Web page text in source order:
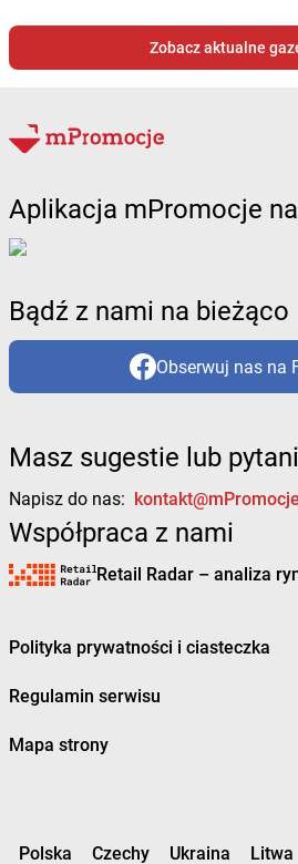
Zobacz aktualne
Aplikacja mPromocje
Bądź z nami na bieżąco
Obserwuj nas na
Masz sugestie lub
Napisz do nas:
Współpraca z nami
Retail Radar – analiza
Polityka prywatności i ciasteczka
Regulamin serwisu
Mapa strony
Polska Czechy Ukraina Litwa